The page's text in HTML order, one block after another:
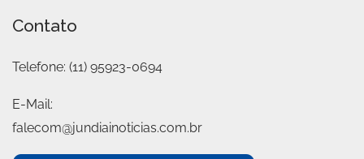
Contato
Telefone: (11) 95923-0694
E-Mail:
falecom@jundiainoticias.com.br